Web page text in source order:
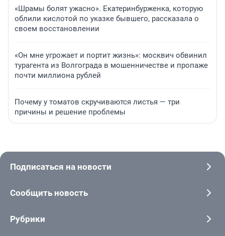
«Шрамы болят ужасно». Екатеринбурженка, которую
облили кислотой по указке бывшего, рассказала о
своем восстановлении
«Он мне угрожает и портит жизнь»: москвич обвинил
турагента из Волгограда в мошенничестве и пропаже
почти миллиона рублей
Почему у томатов скручиваются листья — три
причины и решение проблемы
Подписаться на новости
Сообщить новость
Рубрики